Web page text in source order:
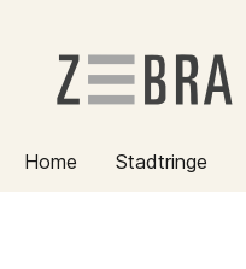
Home Stadtringe